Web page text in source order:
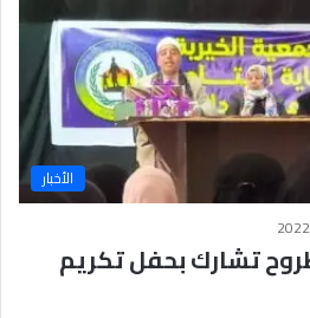
الأخبار
تشارك بحفل تكريم